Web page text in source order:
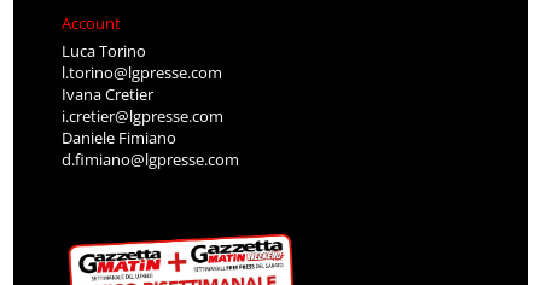
Account
Luca Torino
l.torino@lgpresse.com
Ivana Cretier
i.cretier@lgpresse.com
Daniele Fimiano
d.fimiano@lgpresse.com